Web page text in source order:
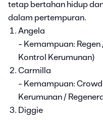
tetap bertahan hidup
dalam pertempuran.
Angela
- Kemampuan:
Kontrol Kerumunan)
Carmilla
- Kemampuan:
Kerumunan /
Diggie